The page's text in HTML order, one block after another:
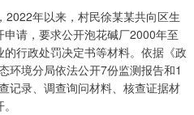
2022年以来，村民徐某某共向区生
请，要求公开泡花碱厂2000年至
行政处罚决定书等材料。依据《政
环境分局依法公开7份监测报告和1
记录、调查询问材料、核查证据材